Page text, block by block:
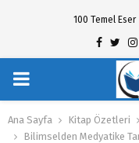
100 Temel Eser
PRIMARY
MENU
Ana Sayfa Kitap Özetleri
Bilimselden Medyatike